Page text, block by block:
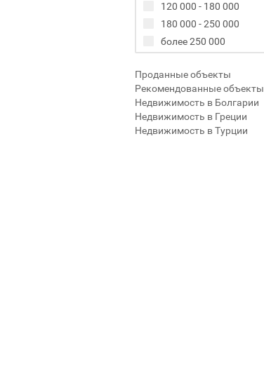
120 000 - 180 000
180 000 - 250 000
более 250 000
Проданные объекты
Рекомендованные объекты
Недвижимость в Болгарии
Недвижимость в Греции
Недвижимость в Турции